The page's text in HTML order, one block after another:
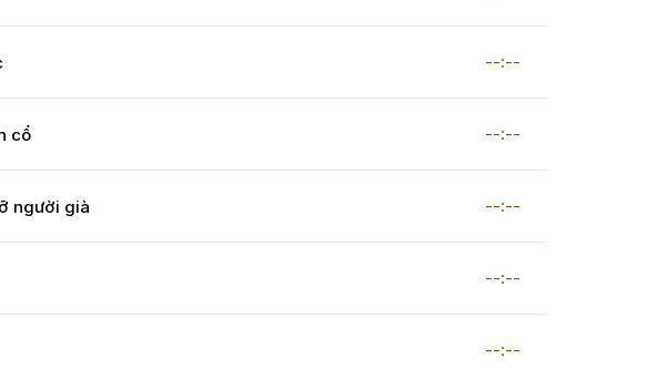
--:--
cổ --:--
người già --:--
--:--
--:--